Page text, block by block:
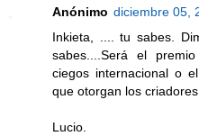
Anónimo diciembre 05,
Inkieta, .... tu sabes.
sabes....Será el
ciegos internacional o
que otorgan los
Lucio.